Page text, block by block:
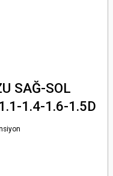
SAĞ-SOL
1.4-1.6-1.5D